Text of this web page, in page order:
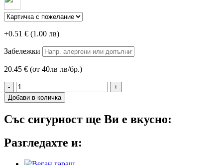
+0.51 € (1.00 лв)
Забележки
20.45 € (от 40лв лв/бр.)
-
+
Добави в количка
Със сигурност ще Ви е вкусно:
Разгледахте и: